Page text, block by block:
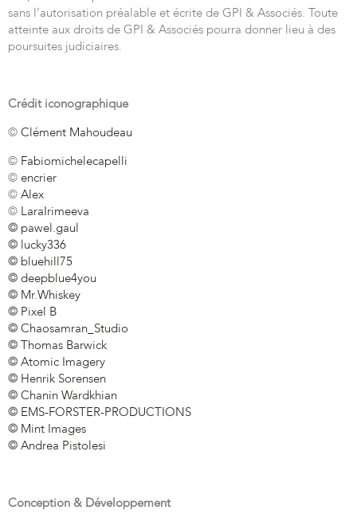
sans l’autorisation préalable et écrite de GPI & Associés. Toute
atteinte aux droits de GPI & Associés pourra donner lieu à des
poursuites judiciaires.
Crédit iconographique
© Clément Mahoudeau
© Fabiomichelecapelli
© encrier
© Alex
© LaraIrimeeva
© pawel.gaul
© lucky336
© bluehill75
© deepblue4you
© Mr.Whiskey
© Pixel B
© Chaosamran_Studio
© Thomas Barwick
© Atomic Imagery
© Henrik Sorensen
© Chanin Wardkhian
© EMS-FORSTER-PRODUCTIONS
© Mint Images
© Andrea Pistolesi
Conception & Développement